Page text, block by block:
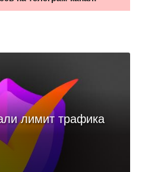
лимит трафика